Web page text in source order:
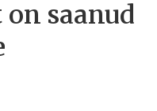
saanud